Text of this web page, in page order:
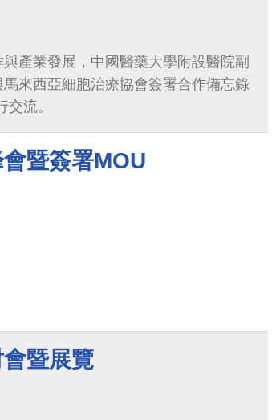
產業發展，中國醫藥大學附設醫院副
來西亞細胞治療協會簽署合作備忘錄
流。
暨簽署MOU
暨展覽